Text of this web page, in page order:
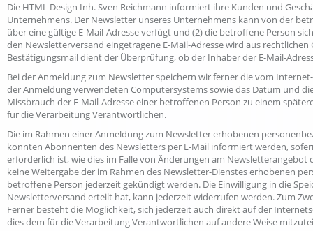
Die HTML Design Inh. Sven Reichmann informiert ihre Kunden und
Unternehmens. Der Newsletter unseres Unternehmens kann von der
über eine gültige E-Mail-Adresse verfügt und (2) die betroffene Person
den Newsletterversand eingetragene E-Mail-Adresse wird aus
Bestätigungsmail dient der Überprüfung, ob der Inhaber der E-Mail-
Bei der Anmeldung zum Newsletter speichern wir ferner die vom
der Anmeldung verwendeten Computersystems sowie das Datum und
Missbrauch der E-Mail-Adresse einer betroffenen Person zu einem
für die Verarbeitung Verantwortlichen.
Die im Rahmen einer Anmeldung zum Newsletter erhobenen
könnten Abonnenten des Newsletters per E-Mail informiert werden,
erforderlich ist, wie dies im Falle von Änderungen am
keine Weitergabe der im Rahmen des Newsletter-Dienstes erhobenen
betroffene Person jederzeit gekündigt werden. Die Einwilligung in die
Newsletterversand erteilt hat, kann jederzeit widerrufen werden. Zum
Ferner besteht die Möglichkeit, sich jederzeit auch direkt auf der
dies dem für die Verarbeitung Verantwortlichen auf andere Weise